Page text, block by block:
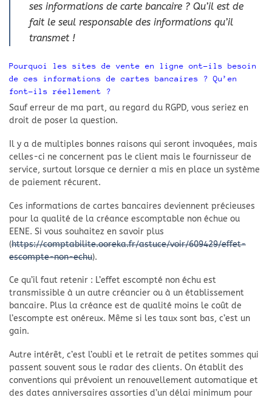
ses informations de carte bancaire ? Qu’il est de
fait le seul responsable des informations qu’il
transmet !
Pourquoi les sites de vente en ligne ont-ils besoin
de ces informations de cartes bancaires ? Qu’en
font-ils réellement ?
Sauf erreur de ma part, au regard du RGPD, vous seriez en
droit de poser la question.
Il y a de multiples bonnes raisons qui seront invoquées, mais
celles-ci ne concernent pas le client mais le fournisseur de
service, surtout lorsque ce dernier a mis en place un système
de paiement récurent.
Ces informations de cartes bancaires deviennent précieuses
pour la qualité de la créance escomptable non échue ou
EENE. Si vous souhaitez en savoir plus
(https://comptabilite.ooreka.fr/astuce/voir/609429/effet-
escompte-non-echu).
Ce qu’il faut retenir : L’effet escompté non échu est
transmissible à un autre créancier ou à un établissement
bancaire. Plus la créance est de qualité moins le coût de
l’escompte est onéreux. Même si les taux sont bas, c’est un
gain.
Autre intérêt, c’est l’oubli et le retrait de petites sommes qui
passent souvent sous le radar des clients. On établit des
conventions qui prévoient un renouvellement automatique et
des dates anniversaires assorties d’un délai minimum pour